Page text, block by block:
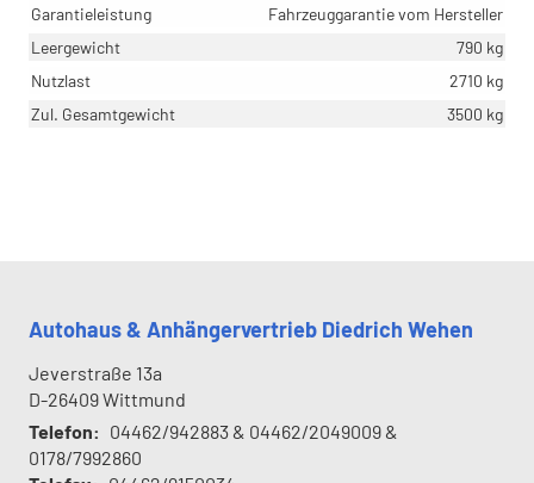
Garantieleistung
Fahrzeuggarantie vom Hersteller
Leergewicht
790 kg
Nutzlast
2710 kg
Zul. Gesamtgewicht
3500 kg
Autohaus & Anhängervertrieb Diedrich Wehen
Jeverstraße 13a
D-26409Wittmund
Telefon: 04462/942883 & 04462/2049009 &
0178/7992860